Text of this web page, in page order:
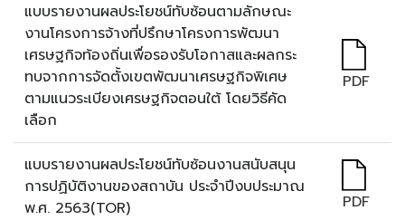
แบบรายงานผลประโยชน์ทับซ้อนตามลักษณะ
งานโครงการจ้างที่ปรึกษาโครงการพัฒนา
เศรษฐกิจท้องถิ่นเพื่อรองรับโอกาสและผลกระ
ทบจากการจัดตั้งเขตพัฒนาเศรษฐกิจพิเศษ
ตามแนวระเบียงเศรษฐกิจตอนใต้ โดยวิธีคัด
เลือก
PDF
แบบรายงานผลประโยชน์ทับซ้อนงานสนับสนุน
การปฏิบัติงานของสถาบัน ประจำปีงบประมาณ
พ.ศ. 2563(TOR)
PDF